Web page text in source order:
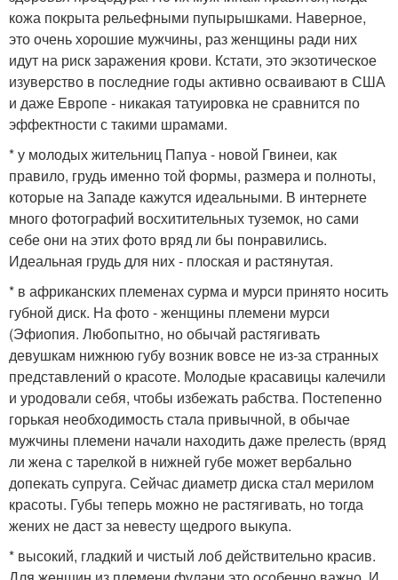
кожа покрыта рельефными пупырышками. Наверное,
это очень хорошие мужчины, раз женщины ради них
идут на риск заражения крови. Кстати, это экзотическое
изуверство в последние годы активно осваивают в США
и даже Европе - никакая татуировка не сравнится по
эффектности с такими шрамами.
* у молодых жительниц Папуа - новой Гвинеи, как
правило, грудь именно той формы, размера и полноты,
которые на Западе кажутся идеальными. В интернете
много фотографий восхитительных туземок, но сами
себе они на этих фото вряд ли бы понравились.
Идеальная грудь для них - плоская и растянутая.
* в африканских племенах сурма и мурси принято носить
губной диск. На фото - женщины племени мурси
(Эфиопия. Любопытно, но обычай растягивать
девушкам нижнюю губу возник вовсе не из-за странных
представлений о красоте. Молодые красавицы калечили
и уродовали себя, чтобы избежать рабства. Постепенно
горькая необходимость стала привычной, в обычае
мужчины племени начали находить даже прелесть (вряд
ли жена с тарелкой в нижней губе может вербально
допекать супруга. Сейчас диаметр диска стал мерилом
красоты. Губы теперь можно не растягивать, но тогда
жених не даст за невесту щедрого выкупа.
* высокий, гладкий и чистый лоб действительно красив.